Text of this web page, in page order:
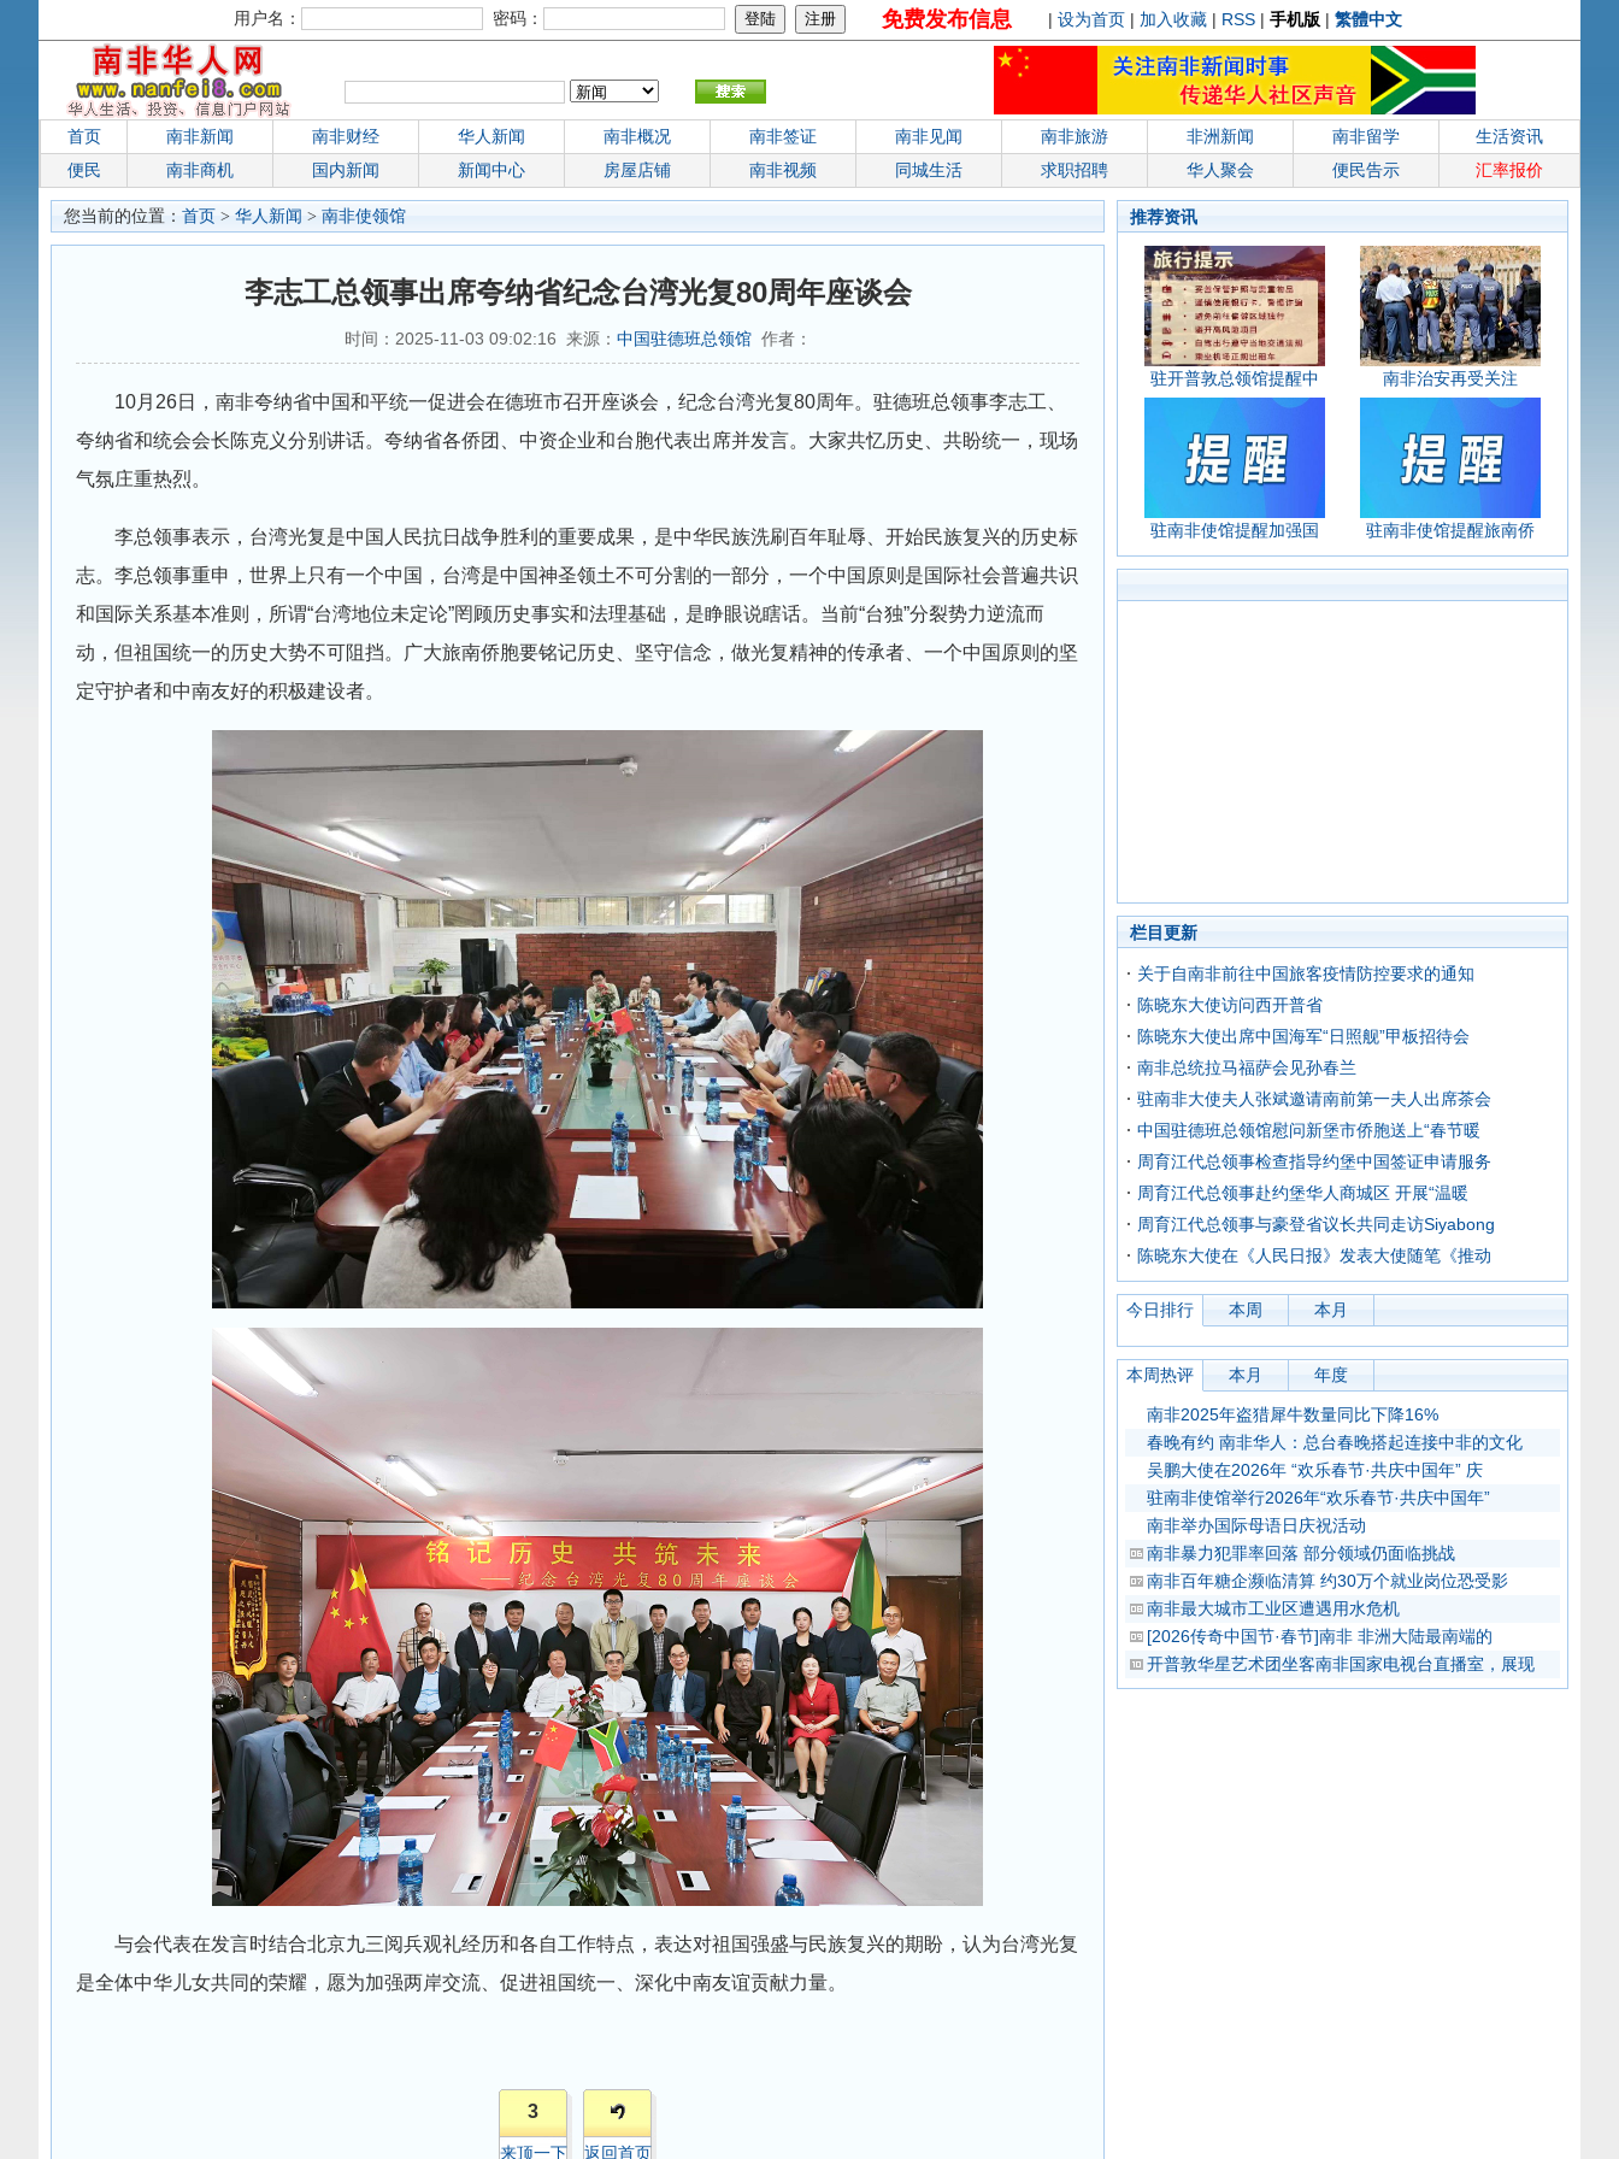
用户名： 密码： 免费发布信息 | 设为首页 | 加入收藏 | RSS | 手机版 | 繁體中文
首页 南非新闻 南非财经 华人新闻 南非概况 南非签证 南非见闻 南非旅游 非洲新闻 南非留学
生活资讯
便民
南非商机 国内新闻 新闻中心 房屋店铺 南非视频 同城生活 求职招聘 华人聚会 便民告示 汇率报价
您当前的位置： 首页 > 华人新闻 > 南非使领馆
李志工总领事出席夸纳省纪念台湾光复80周年座谈会
时间：2025-11-03 09:02:16 来源： 中国驻德班总领馆作者：
10月26日，南非夸纳省中国和平统一促进会在德班市召开座谈会，纪念台湾光复80周年。驻德班总领事李志工、
夸纳省和统会会长陈克义分别讲话。夸纳省各侨团、中资企业和台胞代表出席并发言。大家共忆历史、共盼统一，现场
气氛庄重热烈。
李总领事表示，台湾光复是中国人民抗日战争胜利的重要成果，是中华民族洗刷百年耻辱、开始民族复兴的历史标
志。李总领事重申，世界上只有一个中国，台湾是中国神圣领土不可分割的一部分，一个中国原则是国际社会普遍共识
和国际关系基本准则，所谓“台湾地位未定论”罔顾历史事实和法理基础，是睁眼说瞎话。当前“台独”分裂势力逆流而
动，但祖国统一的历史大势不可阻挡。广大旅南侨胞要铭记历史、坚守信念，做光复精神的传承者、一个中国原则的坚
定守护者和中南友好的积极建设者。
与会代表在发言时结合北京九三阅兵观礼经历和各自工作特点，表达对祖国强盛与民族复兴的期盼，认为台湾光复
是全体中华儿女共同的荣耀，愿为加强两岸交流、促进祖国统一、深化中南友谊贡献力量。
3
来顶一下 返回首页
推荐资讯
驻开普敦总领馆提醒中 南非治安再受关注
驻南非使馆提醒加强国 驻南非使馆提醒旅南侨
栏目更新
关于自南非前往中国旅客疫情防控要求的通知
陈晓东大使访问西开普省
陈晓东大使出席中国海军“日照舰”甲板招待会
南非总统拉马福萨会见孙春兰
驻南非大使夫人张斌邀请南前第一夫人出席茶会
中国驻德班总领馆慰问新堡市侨胞送上“春节暖
周育江代总领事检查指导约堡中国签证申请服务
周育江代总领事赴约堡华人商城区 开展“温暖
周育江代总领事与豪登省议长共同走访Siyabong
陈晓东大使在《人民日报》发表大使随笔《推动
今日排行 本周 本月
本周热评 本月 年度
南非2025年盗猎犀牛数量同比下降16%
春晚有约 南非华人：总台春晚搭起连接中非的文化
吴鹏大使在2026年 “欢乐春节·共庆中国年” 庆
驻南非使馆举行2026年“欢乐春节·共庆中国年”
南非举办国际母语日庆祝活动
南非暴力犯罪率回落 部分领域仍面临挑战
南非百年糖企濒临清算 约30万个就业岗位恐受影
南非最大城市工业区遭遇用水危机
[2026传奇中国节·春节]南非 非洲大陆最南端的
开普敦华星艺术团坐客南非国家电视台直播室，展现